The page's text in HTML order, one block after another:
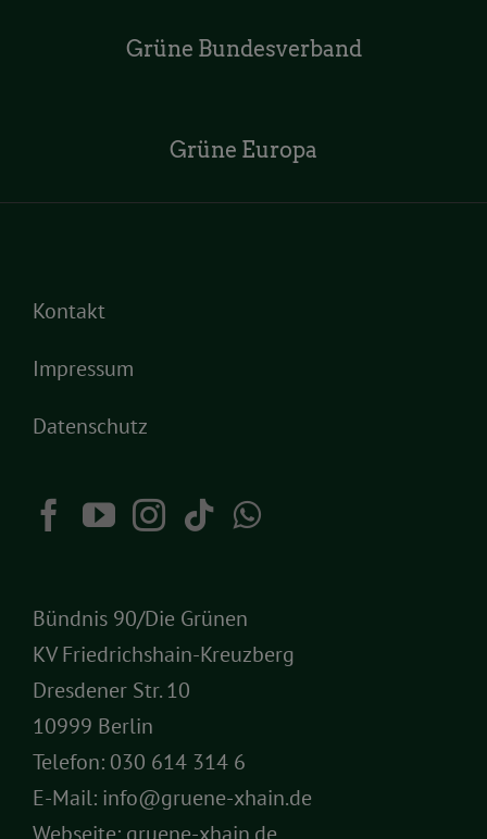
Grüne Bundesverband
Grüne Europa
Kontakt
Impressum
Datenschutz
Bündnis 90/Die Grünen
KV Friedrichshain-Kreuzberg
Dresdener Str. 10
10999 Berlin
Telefon: 030 614 314 6
E-Mail: info@gruene-xhain.de